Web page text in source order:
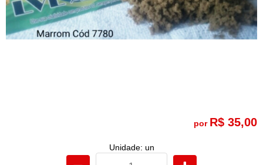
por R$ 35,00
Unidade: un